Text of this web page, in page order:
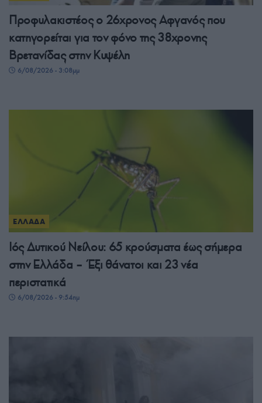
Προφυλακιστέος ο 26χρονος Αφγανός που
κατηγορείται για τον φόνο της 38χρονης
Βρετανίδας στην Κυψέλη
6/08/2026 - 3:08μμ
ΕΛΛΑΔΑ
Ιός Δυτικού Νείλου: 65 κρούσματα έως σήμερα
στην Ελλάδα – Έξι θάνατοι και 23 νέα
περιστατικά
6/08/2026 - 9:54πμ